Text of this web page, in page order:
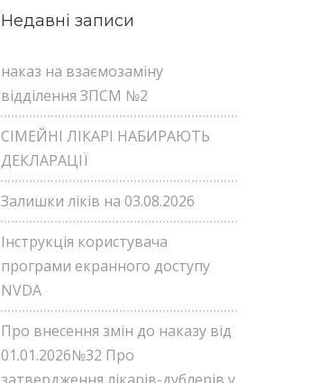
Недавні записи
наказ на взаємозаміну
відділення ЗПСМ №2
СІМЕЙНІ ЛІКАРІ НАБИРАЮТЬ
ДЕКЛАРАЦІЇ
Залишки ліків на 03.08.2026
Інструкція користувача
програми екранного доступу
NVDA
Про внесення змін до наказу від
01.01.2026№32 Про